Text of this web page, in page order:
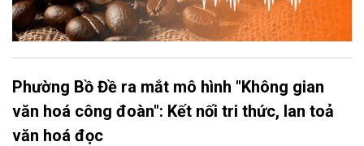
Phường Bồ Đề ra mắt mô hình "Không gian
văn hoá công đoàn": Kết nối tri thức, lan toả
văn hoá đọc